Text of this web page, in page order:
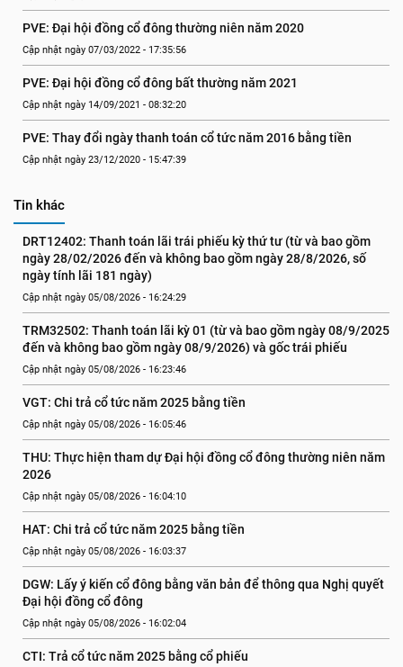
PVE: Đại hội đồng cổ đông thường niên năm 2020
Cập nhật ngày 07/03/2022 - 17:35:56
PVE: Đại hội đồng cổ đông bất thường năm 2021
Cập nhật ngày 14/09/2021 - 08:32:20
PVE: Thay đổi ngày thanh toán cổ tức năm 2016 bằng tiền
Cập nhật ngày 23/12/2020 - 15:47:39
Tin khác
DRT12402: Thanh toán lãi trái phiếu kỳ thứ tư (từ và bao gồm
ngày 28/02/2026 đến và không bao gồm ngày 28/8/2026, số
ngày tính lãi 181 ngày)
Cập nhật ngày 05/08/2026 - 16:24:29
TRM32502: Thanh toán lãi kỳ 01 (từ và bao gồm ngày 08/9/2025
đến và không bao gồm ngày 08/9/2026) và gốc trái phiếu
Cập nhật ngày 05/08/2026 - 16:23:46
VGT: Chi trả cổ tức năm 2025 bằng tiền
Cập nhật ngày 05/08/2026 - 16:05:46
THU: Thực hiện tham dự Đại hội đồng cổ đông thường niên năm
2026
Cập nhật ngày 05/08/2026 - 16:04:10
HAT: Chi trả cổ tức năm 2025 bằng tiền
Cập nhật ngày 05/08/2026 - 16:03:37
DGW: Lấy ý kiến cổ đông bằng văn bản để thông qua Nghị quyết
Đại hội đồng cổ đông
Cập nhật ngày 05/08/2026 - 16:02:04
CTI: Trả cổ tức năm 2025 bằng cổ phiếu